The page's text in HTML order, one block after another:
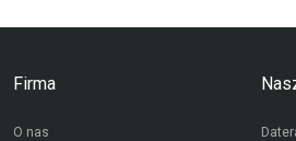
Firma
O nas